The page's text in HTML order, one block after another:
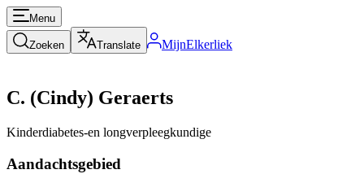
Menu
Zoeken Translate MijnElkerliek
C. (Cindy) Geraerts
Kinderdiabetes-en longverpleegkundige
Aandachtsgebied